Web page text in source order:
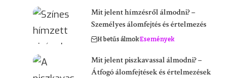
Mit jelent hímzésről álmodni? –
Személyes álomfejtés és értelmezés
H betűs álmokEsemények
Mit jelent piszkavassal álmodni? –
Átfogó álomfejtések és értelmezések